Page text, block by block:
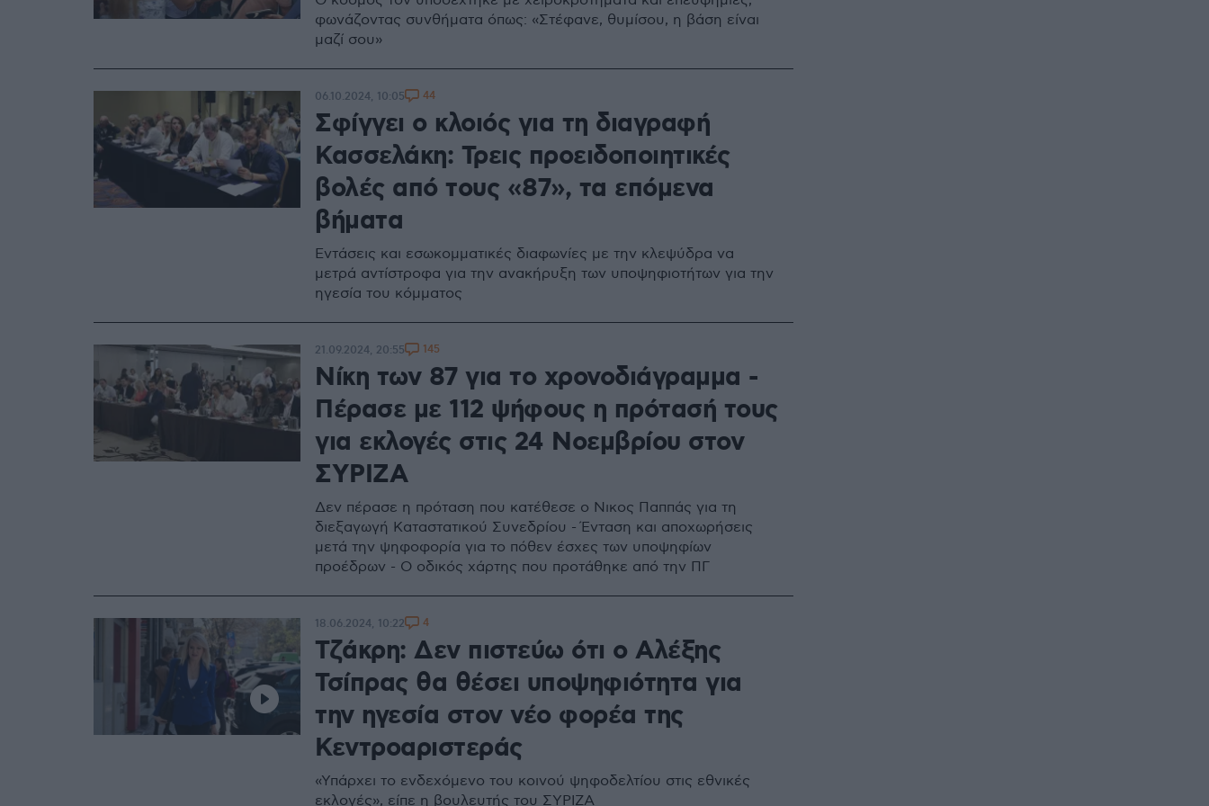
φωνάζοντας συνθήματα όπως: «Στέφανε, θυμίσου, η βάση είναι
μαζί σου»
Σφίγγει ο κλοιός για τη διαγραφή
Κασσελάκη: Τρεις προειδοποιητικές
βολές από τους «87», τα επόμενα
βήματα
Εντάσεις και εσωκομματικές διαφωνίες με την κλεψύδρα να
μετρά αντίστροφα για την ανακήρυξη των υποψηφιοτήτων για την
ηγεσία του κόμματος
06.10.2024, 10:05 44
Νίκη των 87 για το χρονοδιάγραμμα -
Πέρασε με 112 ψήφους η πρότασή τους
για εκλογές στις 24 Νοεμβρίου στον
ΣΥΡΙΖΑ
Δεν πέρασε η πρόταση που κατέθεσε ο Νικος Παππάς για τη
διεξαγωγή Καταστατικού Συνεδρίου - Ένταση και αποχωρήσεις
μετά την ψηφοφορία για το πόθεν έσχες των υποψηφίων
προέδρων - Ο οδικός χάρτης που πρoτάθηκε από την ΠΓ
21.09.2024, 20:55 145
Τζάκρη: Δεν πιστεύω ότι ο Αλέξης
Τσίπρας θα θέσει υποψηφιότητα για
την ηγεσία στον νέο φορέα της
Κεντροαριστεράς
«Υπάρχει το ενδεχόμενο του κοινού ψηφοδελτίου στις εθνικές
εκλογές», είπε η βουλευτής του ΣΥΡΙΖΑ
18.06.2024, 10:22 4